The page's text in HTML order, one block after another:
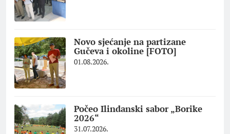
Novo sjećanje na partizane
Gučeva i okoline [FOTO]
01.08.2026.
Počeo Ilindanski sabor „Borike
2026“
31.07.2026.